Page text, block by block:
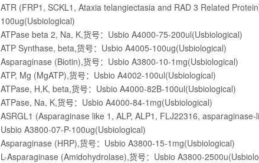
ATR (FRP1, SCKL1, Ataxia telangiectasia and RAD 3 Related
100ug(Usbiological)
ATPase beta 2, Na, K,货号：Usbio A4000-75-200ul(Usbiological)
ATP Synthase, beta,货号：Usbio A4005-100ug(Usbiological)
Asparaginase (Biotin),货号：Usbio A3800-10-1mg(Usbiological)
ATP, Mg (MgATP),货号：Usbio A4002-100ul(Usbiological)
ATPase, H,K, beta,货号：Usbio A4000-82B-100ul(Usbiological)
ATPase, Na, K,货号：Usbio A4000-84-1mg(Usbiological)
ASRGL1 (Asparaginase like 1, ALP, ALP1, FLJ22316, asparaginase-
Usbio A3800-07-P-100ug(Usbiological)
Asparaginase (HRP),货号：Usbio A3800-15-1mg(Usbiological)
L-Asparaginase (Amidohydrolase),货号：Usbio A3800-